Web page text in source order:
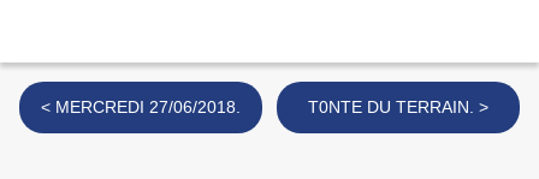
< MERCREDI 27/06/2018. T0NTE DU TERRAIN. >